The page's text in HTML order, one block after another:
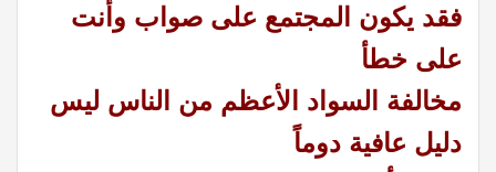
فقد يكون المجتمع على صواب وأنت
على خطأ
مخالفة السواد الأعظم من الناس ليس
دليل عافية دوماً